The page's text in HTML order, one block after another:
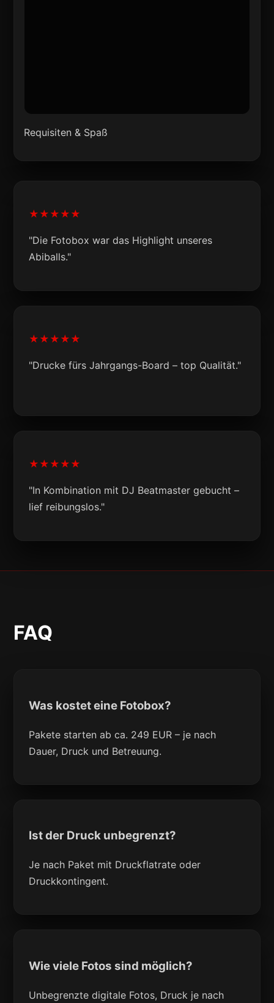
Requisiten & Spaß
★★★★★
"Die Fotobox war das Highlight unseres
Abiballs."
★★★★★
"Drucke fürs Jahrgangs-Board – top Qualität."
★★★★★
"In Kombination mit DJ Beatmaster gebucht –
lief reibungslos."
FAQ
Was kostet eine Fotobox?
Pakete starten ab ca. 249 EUR – je nach
Dauer, Druck und Betreuung.
Ist der Druck unbegrenzt?
Je nach Paket mit Druckflatrate oder
Druckkontingent.
Wie viele Fotos sind möglich?
Unbegrenzte digitale Fotos, Druck je nach